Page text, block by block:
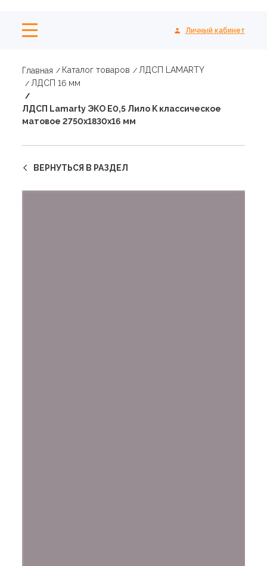
Личный кабинет
Главная Каталог товаров
ЛДСП LAMARTY
ЛДСП 16 мм
ЛДСП Lamarty ЭКО E0,5 Лило K классическое
матовое 2750х1830х16 мм
ВЕРНУТЬСЯ В РАЗДЕЛ